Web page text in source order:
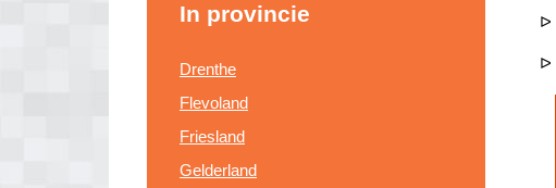
In provincie
Drenthe
Flevoland
Friesland
Gelderland
ᐅ
ᐅ